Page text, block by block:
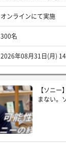
オンラインにて実施
300名
2026年08月31日(月)
【ソニー
まない。